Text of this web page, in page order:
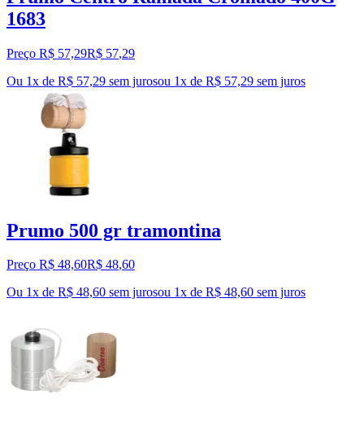
1683
Preço R$ 57,29R$ 57,29
Ou 1x de R$ 57,29 sem jurosou 1x de R$ 57,29 sem juros
Prumo 500 gr tramontina
Preço R$ 48,60R$ 48,60
Ou 1x de R$ 48,60 sem jurosou 1x de R$ 48,60 sem juros